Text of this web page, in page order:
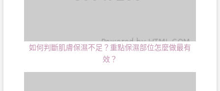
如何判斷肌膚保濕不足？重點保濕部位怎麼做最有
效？